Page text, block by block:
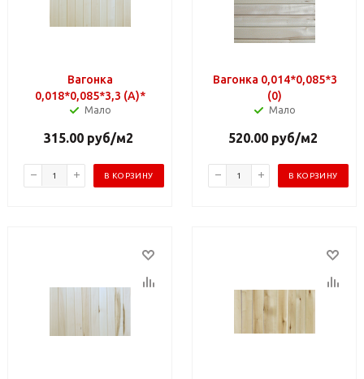
Вагонка
0,018*0,085*3,3 (A)*
Мало
315.00 руб/м2
В КОРЗИНУ
Вагонка 0,014*0,085*3
(0)
Мало
520.00 руб/м2
В КОРЗИНУ